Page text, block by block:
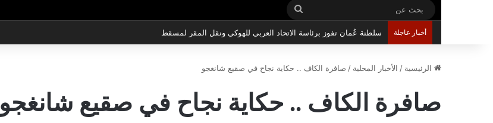
بحث
عن
أخبار عاجلة
الرئيسية / الأخبار المحلية / صافرة الكاف .. حكاية نجاح في صقيع شانغجو
صافرة الكاف .. حكاية نجاح في صقيع شانغجو